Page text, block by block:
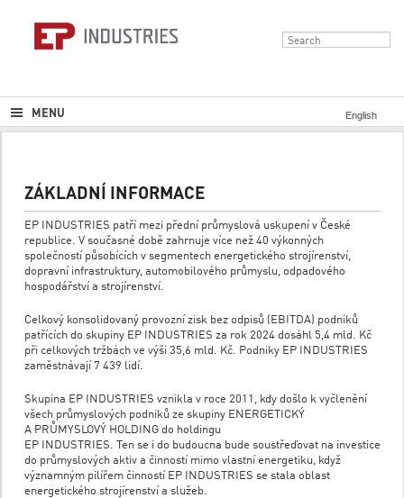
English
MENU
ZÁKLADNÍ INFORMACE
EP INDUSTRIES patří mezi přední průmyslová uskupení v České
republice. V současné době zahrnuje více než 40 výkonných
společností působících v segmentech energetického strojírenství,
dopravní infrastruktury, automobilového průmyslu, odpadového
hospodářství a strojírenství.
Celkový konsolidovaný provozní zisk bez odpisů (EBITDA) podniků
patřících do skupiny EP INDUSTRIES za rok 2024 dosáhl 5,4 mld. Kč
při celkových tržbách ve výši 35,6 mld. Kč. Podniky EP INDUSTRIES
zaměstnávají 7 439 lidí.
Skupina EP INDUSTRIES vznikla v roce 2011, kdy došlo k vyčlenění
všech průmyslových podniků ze skupiny ENERGETICKÝ
A PRŮMYSLOVÝ HOLDING do holdingu
EP INDUSTRIES. Ten se i do budoucna bude soustřeďovat na investice
do průmyslových aktiv a činností mimo vlastní energetiku, když
významným pilířem činností EP INDUSTRIES se stala oblast
energetického strojírenství a služeb.